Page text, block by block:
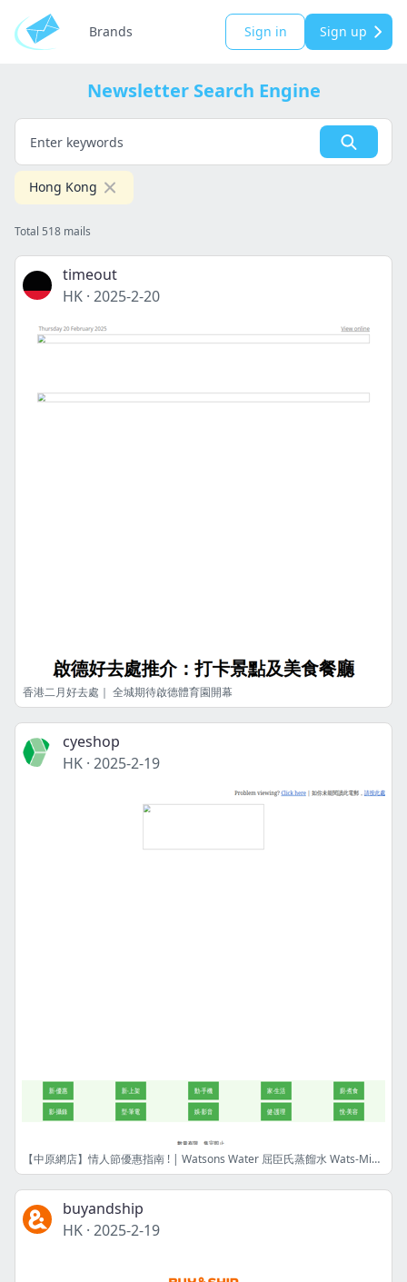
Brands Sign in Sign up
Newsletter Search Engine
Hong Kong
Total 518 mails
timeout
HK · 2025-2-20
香港二月好去處｜ 全城期待啟德體育園開幕
cyeshop
HK · 2025-2-19
【中原網店】情人節優惠指南 ! | Watsons Water 屈臣氏蒸餾水 Wats-MiniS 座檯式冷熱水機 + 8樽8公升樽裝蒸餾水 (電子水券) | 港幣938元 | 限量8件! | 網店限定
buyandship
HK · 2025-2-19